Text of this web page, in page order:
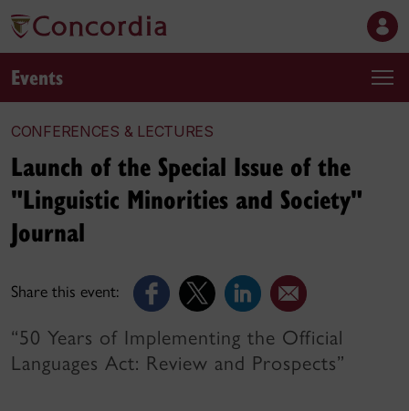
Events
CONFERENCES & LECTURES
Share this event:
Launch of the Special Issue of the
"Linguistic Minorities and Society"
Journal
“50 Years of Implementing the Official
Languages Act: Review and Prospects”